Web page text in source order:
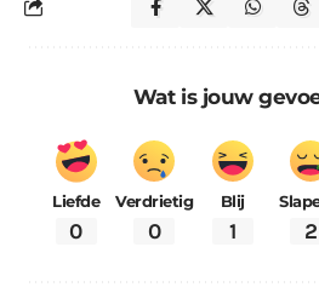
Wat is jouw
Liefde
0
Verdrietig
0
Blij
1 2